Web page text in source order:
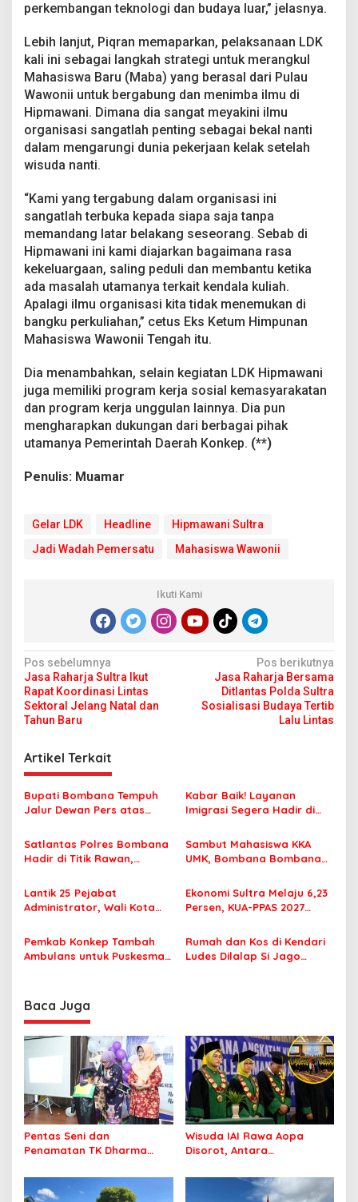
perkembangan teknologi dan budaya luar,” jelasnya.
Lebih lanjut, Piqran memaparkan, pelaksanaan LDK
kali ini sebagai langkah strategi untuk merangkul
Mahasiswa Baru (Maba) yang berasal dari Pulau
Wawonii untuk bergabung dan menimba ilmu di
Hipmawani. Dimana dia sangat meyakini ilmu
organisasi sangatlah penting sebagai bekal nanti
dalam mengarungi dunia pekerjaan kelak setelah
wisuda nanti.
“Kami yang tergabung dalam organisasi ini
sangatlah terbuka kepada siapa saja tanpa
memandang latar belakang seseorang. Sebab di
Hipmawani ini kami diajarkan bagaimana rasa
kekeluargaan, saling peduli dan membantu ketika
ada masalah utamanya terkait kendala kuliah.
Apalagi ilmu organisasi kita tidak menemukan di
bangku perkuliahan,” cetus Eks Ketum Himpunan
Mahasiswa Wawonii Tengah itu.
Dia menambahkan, selain kegiatan LDK Hipmawani
juga memiliki program kerja sosial kemasyarakatan
dan program kerja unggulan lainnya. Dia pun
mengharapkan dukungan dari berbagai pihak
utamanya Pemerintah Daerah Konkep. (**)
Penulis: Muamar
Gelar LDK Headline
Hipmawani Sultra
Jadi Wadah Pemersatu
Mahasiswa Wawonii
Ikuti Kami
N
a
v
g
a
s
p
o
s
Pos sebelumnya
Jasa Raharja Sultra Ikut
Rapat Koordinasi Lintas
Sektoral Jelang Natal dan
Tahun Baru
Pos berikutnya
Jasa Raharja Bersama
Ditlantas Polda Sultra
Sosialisasi Budaya Tertib
Lalu Lintas
Artikel Terkait
Bupati Bombana Tempuh
Jalur Dewan Pers atas
Korupsi Jembatan Cirauci II
Kabar Baik! Layanan
Imigrasi Segera Hadir di
Perlu Lagi ke Kendari
Satlantas Polres Bombana
Hadir di Titik Rawan,
Sekolah dengan Aman
Sambut Mahasiswa KKA
UMK, Bombana Bombana
Sasaran
Lantik 25 Pejabat
Administrator, Wali Kota
Berintegritas dan
Profesional Layani
Ekonomi Sultra Melaju 6,23
Persen, KUA-PPAS 2027
Pemkab Konkep Tambah
Ambulans untuk Puskesmas
Rumah dan Kos di Kendari
Ludes Dilalap Si Jago
Baca Juga
Pentas Seni dan
Penamatan TK Dharma
Panggung Bakat Generasi
Muda Bombana
Wisuda IAI Rawa Aopa
Disorot, Antara
Dugaan Pelanggaran